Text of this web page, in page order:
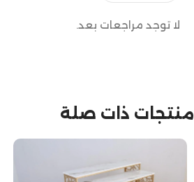
لا توجد مراجعات بعد.
منتجات ذات صلة